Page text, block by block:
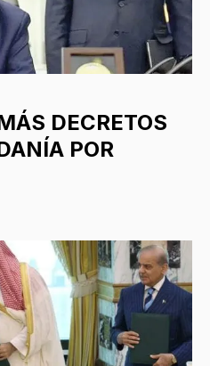
DECRETOS
POR